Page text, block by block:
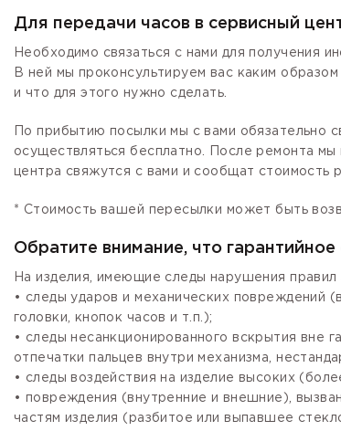
Для передачи часов в сервисный
Необходимо связаться с нами для получения
В ней мы проконсультируем вас каким
и что для этого нужно сделать.
По прибытию посылки мы с вами обязательно
осуществляться бесплатно. После ремонта
центра свяжутся с вами и сообщат стоимость
* Стоимость вашей пересылки может быть
Обратите внимание, что
На изделия, имеющие следы нарушения правил
• следы ударов и механических повреждений
головки, кнопок часов и т.п.);
• следы несанкционированного вскрытия вне
отпечатки пальцев внутри механизма,
• следы воздействия на изделие высоких
• повреждения (внутренние и внешние),
частям изделия (разбитое или выпавшее